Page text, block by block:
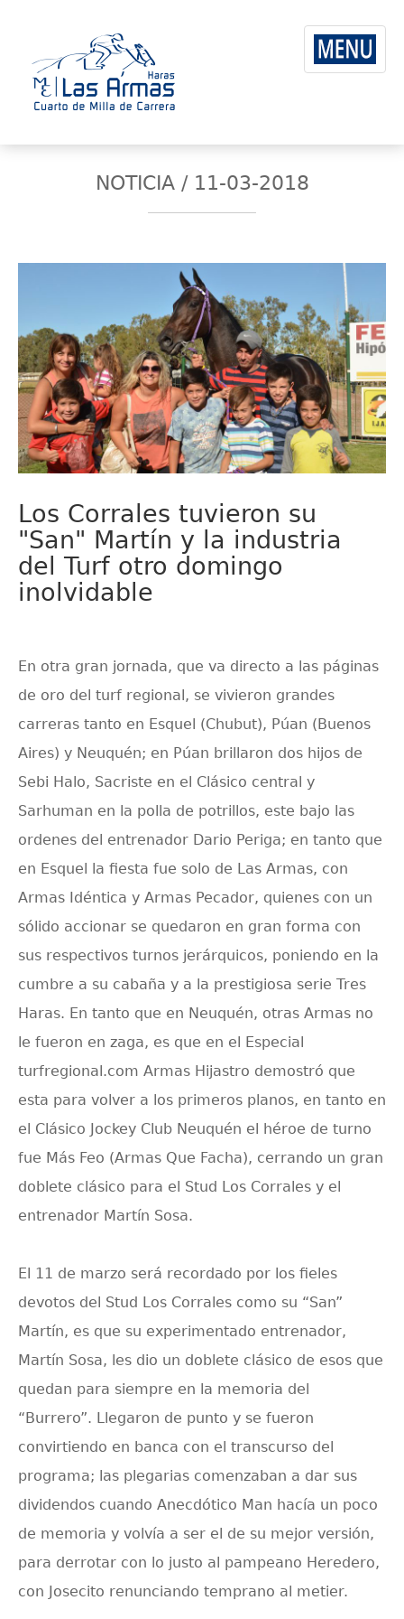
NOTICIA / 11-03-2018
Los Corrales tuvieron su
"San" Martín y la industria
del Turf otro domingo
inolvidable
En otra gran jornada, que va directo a las páginas
de oro del turf regional, se vivieron grandes
carreras tanto en Esquel (Chubut), Púan (Buenos
Aires) y Neuquén; en Púan brillaron dos hijos de
Sebi Halo, Sacriste en el Clásico central y
Sarhuman en la polla de potrillos, este bajo las
ordenes del entrenador Dario Periga; en tanto que
en Esquel la fiesta fue solo de Las Armas, con
Armas Idéntica y Armas Pecador, quienes con un
sólido accionar se quedaron en gran forma con
sus respectivos turnos jerárquicos, poniendo en la
cumbre a su cabaña y a la prestigiosa serie Tres
Haras. En tanto que en Neuquén, otras Armas no
le fueron en zaga, es que en el Especial
turfregional.com Armas Hijastro demostró que
esta para volver a los primeros planos, en tanto en
el Clásico Jockey Club Neuquén el héroe de turno
fue Más Feo (Armas Que Facha), cerrando un gran
doblete clásico para el Stud Los Corrales y el
entrenador Martín Sosa.
El 11 de marzo será recordado por los fieles
devotos del Stud Los Corrales como su “San”
Martín, es que su experimentado entrenador,
Martín Sosa, les dio un doblete clásico de esos que
quedan para siempre en la memoria del
“Burrero”. Llegaron de punto y se fueron
convirtiendo en banca con el transcurso del
programa; las plegarias comenzaban a dar sus
dividendos cuando Anecdótico Man hacía un poco
de memoria y volvía a ser el de su mejor versión,
para derrotar con lo justo al pampeano Heredero,
con Josecito renunciando temprano al metier.